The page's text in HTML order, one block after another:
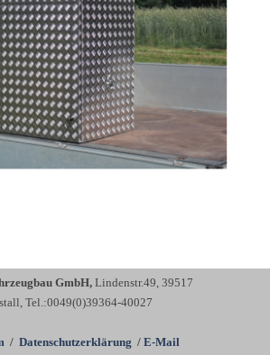
GmbH, Lindenstr.49, 39517
Tel.:0049(0)39364-40027
/ Datenschutzerklärung / E-Mail